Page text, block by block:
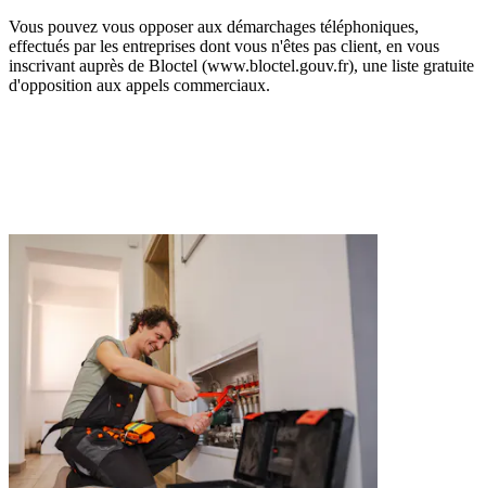
Vous pouvez vous opposer aux démarchages téléphoniques,
effectués par les entreprises dont vous n'êtes pas client, en vous
inscrivant auprès de Bloctel (www.bloctel.gouv.fr), une liste gratuite
d'opposition aux appels commerciaux.